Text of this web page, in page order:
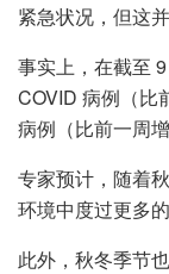
紧急状况，但这
事实上，在截至
COVID 病例（比
病例（比前一周增
专家预计，随着
环境中度过更多
此外，秋冬季节